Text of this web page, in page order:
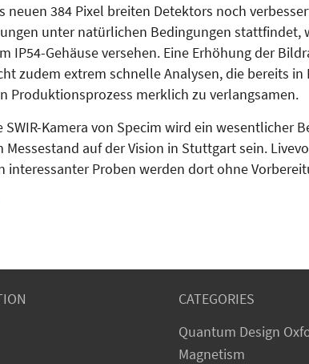
neuen 384 Pixel breiten Detektors noch
unter natürlichen Bedingungen stattfindet,
IP54-Gehäuse versehen. Eine Erhöhung der
zudem extrem schnelle Analysen, die bereits
Produktionsprozess merklich zu verlangsamen.
SWIR-Kamera von Specim wird ein wesentlicher
Messestand auf der Vision in Stuttgart sein.
interessanter Proben werden dort ohne
CATEGORIES
Quantum Design
Magnetism